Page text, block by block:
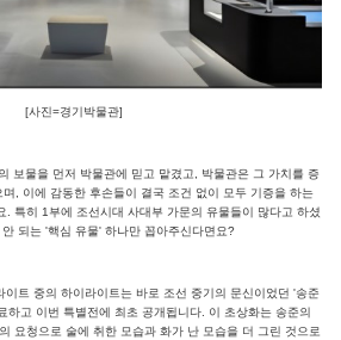
[사진=경기박물관]
보물을 먼저 박물관에 믿고 맡겼고, 박물관은 그 가치를 증
, 이에 감동한 후손들이 결국 조건 없이 모두 기증을 하는
. 특히 1부에 조선시대 사대부 가문의 유물들이 많다고 하셨
되는 '핵심 유물' 하나만 꼽아주신다면요?
트 중의 하이라이트는 바로 조선 중기의 문신이었던 '송준
하고 이번 특별전에 최초 공개됩니다. 이 초상화는 송준의
요청으로 술에 취한 모습과 화가 난 모습을 더 그린 것으로